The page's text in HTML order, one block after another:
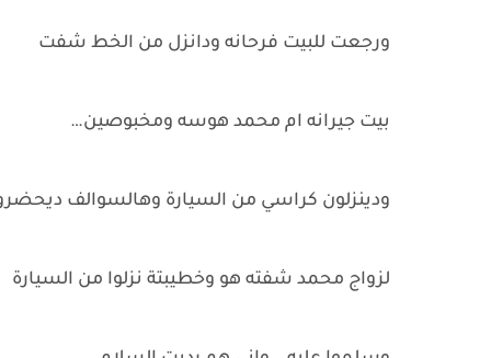
ورجعت للبيت فرحانه ودانزل من الخط شفت
بيت جيرانه ام محمد هوسه ومخبوصين…
ودينزلون كراسي من السيارة وهالسوالف
لزواج محمد شفته هو وخطيبتة نزلوا من السيارة